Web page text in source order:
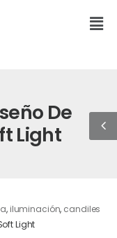
De
Light
, iluminación, candiles
Light